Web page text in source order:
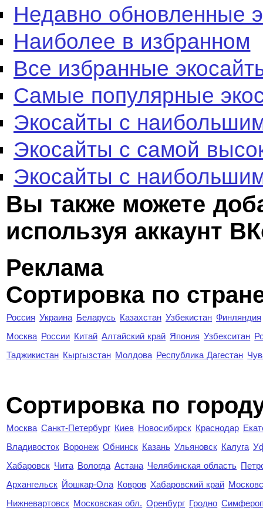
Недавно обновленные
Наиболее в избранном
Все избранные
Самые популярные
Экосайты с
Экосайты с самой
Экосайты с
Вы также можете
используя аккаунт
Реклама
Сортировка по
Россия Украина Беларусь Казахстан Узбекистан Финляндия
Москва России Китай Алтайский край Япония Узбекситан
Таджикистан Кыргызстан Молдова Республика Дагестан
Cортировка по
Москва Санкт-Петербург Киев Новосибирск Краснодар
Владивосток Воронеж Обнинск Казань Ульяновск Калуга
Хабаровск Чита Вологда Астана Челябинская область
Архангельск Йошкар-Ола Ковров Хабаровский край
Нижневартовск Московская обл. Оренбург Гродно